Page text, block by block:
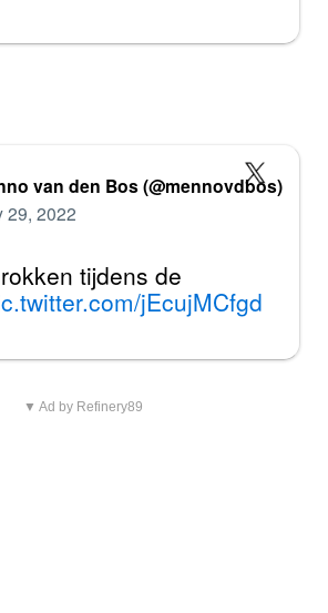
tijdens de
jEcujMCfgd
van den Bos (@mennovdbos)
29, 2022
▼ Ad by Refinery89